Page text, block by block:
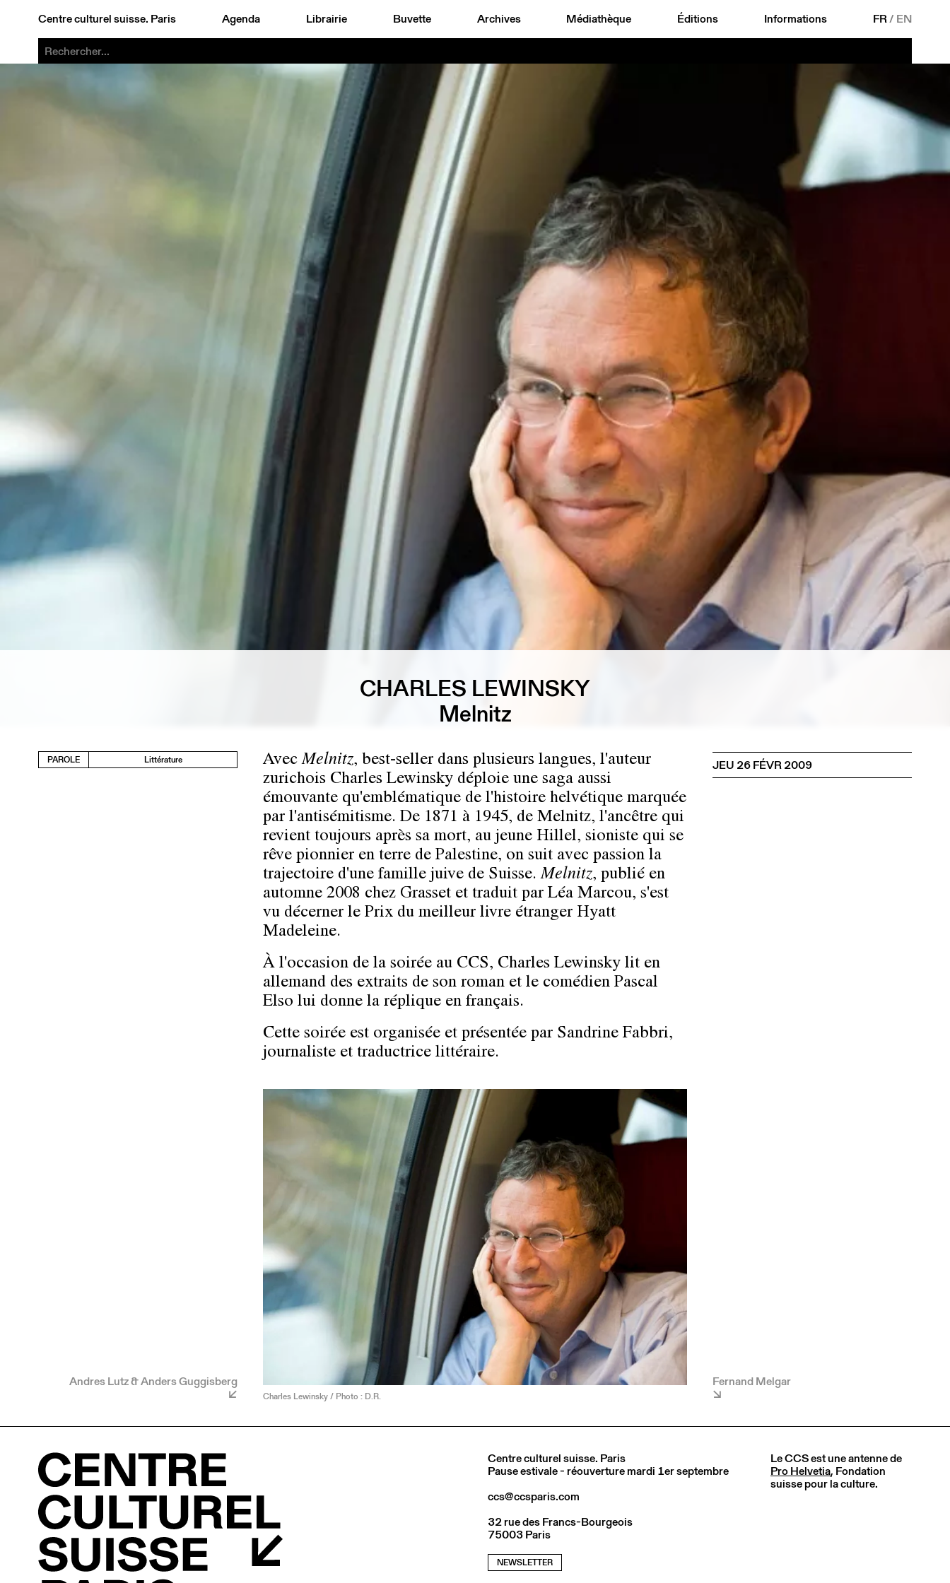
Centre culturel suisse. Paris Agenda Librairie Buvette Archives Médiathèque Éditions Informations FR/ EN
CHARLES LEWINSKY
Melnitz
PAROLE Littérature
Andres Lutz & Anders Guggisberg
AvecMelnitz, best-seller dans plusieurs langues, l'auteur
zurichois Charles Lewinsky déploie une saga aussi
émouvante qu'emblématique de l'histoire helvétique marquée
par l'antisémitisme. De 1871 à 1945, de Melnitz, l'ancêtre qui
revient toujours après sa mort, au jeune Hillel, sioniste qui se
rêve pionnier en terre de Palestine, on suit avec passion la
trajectoire d'une famille juive de Suisse.Melnitz, publié en
automne 2008 chez Grasset et traduit par Léa Marcou, s'est
vu décerner le Prix du meilleur livre étranger Hyatt
Madeleine.
À l'occasion de la soirée au CCS, Charles Lewinsky lit en
allemand des extraits de son roman et le comédien Pascal
Elso lui donne la réplique en français.
Cette soirée est organisée et présentée par Sandrine Fabbri,
journaliste et traductrice littéraire.
Charles Lewinsky / Photo : D.R.
JEU 26 FÉVR 2009
Fernand Melgar
Centre culturel suisse. Paris
Pause estivale - réouverture mardi 1er septembre
ccs@ccsparis.com
32 rue des Francs-Bourgeois
75003 Paris
NEWSLETTER
Le CCS est une antenne de
Pro Helvetia, Fondation
suisse pour la culture.